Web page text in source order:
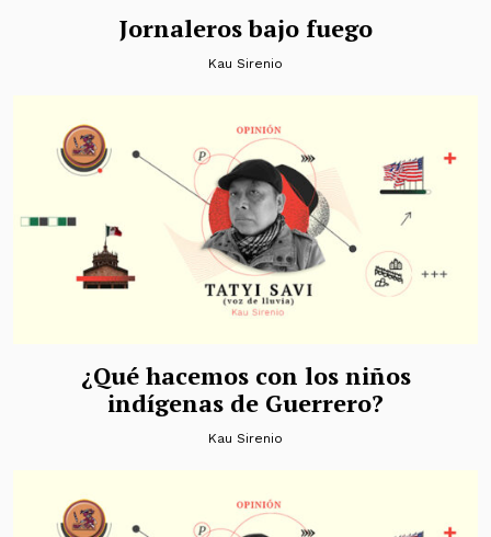
Jornaleros bajo fuego
Kau Sirenio
¿Qué hacemos con los niños
indígenas de Guerrero?
Kau Sirenio